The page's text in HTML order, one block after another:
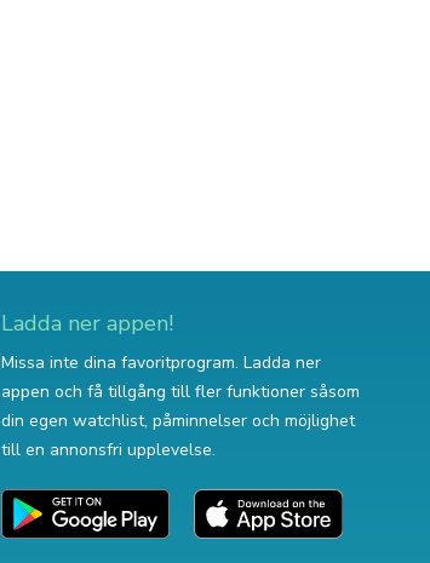
Ladda ner appen!
Missa inte dina favoritprogram. Ladda ner
appen och få tillgång till fler funktioner såsom
din egen watchlist, påminnelser och möjlighet
till en annonsfri upplevelse.